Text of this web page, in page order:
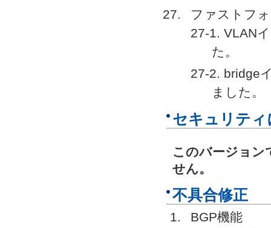
ファストフ
27-1. VLAN
た。
27-2. bridge
ました。
セキュリティ
このバージョン
せん。
不具合修正
BGP機能